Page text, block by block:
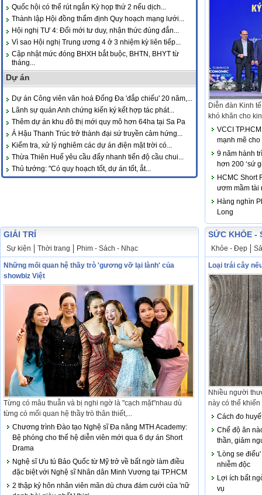
Quốc hội có thể rút ngắn Kỳ họp thứ 2 nếu dịch...
Thành lập Hội đồng thẩm định Quy hoạch mạng lưới...
Hội nghị TƯ 4: Đổi mới tư duy, nhận thức đúng đắn...
Vì sao Hội nghị Trung ương 4 ở 3 nhiệm kỳ liên tiếp...
Cập nhật mức đóng BHXH bắt buộc, BHTN, BHYT từ
tháng...
Dự án
Dự án Công viên văn hoá Đống Đa 'đắp chiếu' 20 năm,...
Lãnh sự quán Anh chứng kiến ký kết hợp tác phát...
Thêm dự án khu đô thị mới quy mô hơn 64ha tại Sa Pa
Á Hậu Thanh Trúc trở thành đại sứ truyền cảm hứng...
Kiểm tra, xử lý nghiêm các dự án điện mặt trời có...
Thừa Thiên Huế yêu cầu đẩy nhanh tiến độ cầu chui...
Thủ tướng: "Có quy hoạch tốt, dự án tốt, ắt...
Diễn đàn Kinh
khó khăn cho
VCCI
mạnh mẽ
9 năm hành
hơn 200 ‘sứ
HCMC Short
ươm mầm tài
Hàng nghìn
Long
GIẢI TRÍ
Sự kiện Thời trang Phim - Sách - Nhạc
Những mối quan hệ thầy trò 'gương vỡ lại lành' của
showbiz Việt
Từng có mâu thuẫn và bị nghi ngờ là "cạch mặt"nhau dù
từng có mối quan hệ thầy trò thân thiết,...
Chương trình Đào tạo Nghệ sĩ Đa năng MTH Academy:
Bệ phóng cho thế hệ diễn viên mới qua 6 dự án Short
Drama
Nghệ sĩ Ưu tú Bảo Quốc từ Mỹ trở về bất ngờ làm điều
đặc biệt với Nghệ sĩ Nhân dân Minh Vương tại TP.HCM
2 thập kỷ hôn nhân viên mãn dù chưa đám cưới của 'nữ
SỨC KHỎE -
Khỏe - Đẹp
Loại trái cây
Nhiều người
này có thể
Cách đo
Chế độ ăn
thần, giảm
'Lòng se
nhiễm độc
Lợi ích bất
vụ